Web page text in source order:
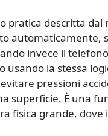
pratica descritta dal
automaticamente,
invece il
usando la stessa
pressioni
superficie. È una
fisica grande,